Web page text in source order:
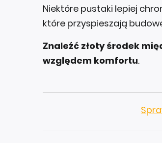
Niektóre pustaki lepiej
które przyspieszają
Znaleźć złoty środek
względem komfortu.